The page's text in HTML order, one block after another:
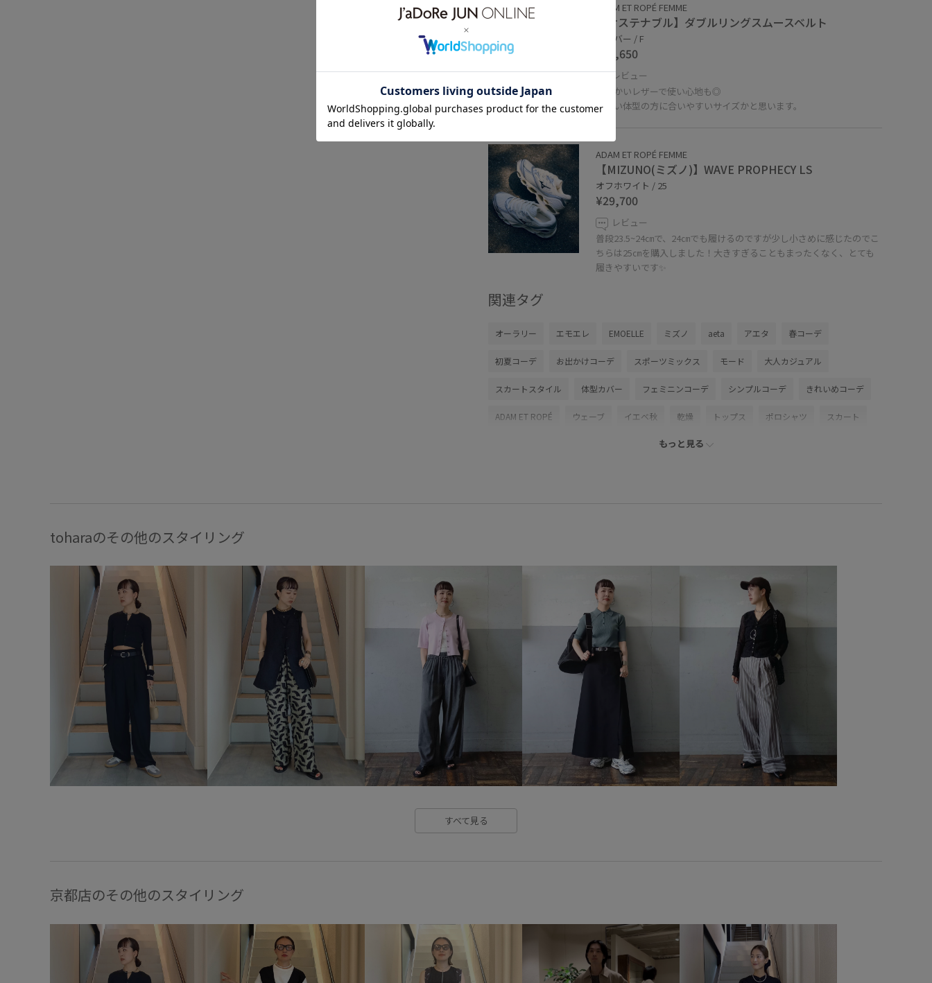
ADAM ET ROPÉ FEMME
【サステナブル】ダブルリングスムースベルト
シルバー / F
¥12,650
レビュー
柔らかいレザーで使い心地も◎
幅広い体型の方に合いやすいサイズかと思います。
ADAM ET ROPÉ FEMME
【MIZUNO(ミズノ)】WAVE PROPHECY LS
オフホワイト / 25
¥29,700
レビュー
普段23.5~24㎝で、24㎝でも履けるのですが少し小さめに感じたのでこ
ちらは25㎝を購入しました！大きすぎることもまったくなく、とても
履きやすいです✨
関連タグ
オーラリー エモエレ EMOELLE ミズノ aeta アエタ 春コーデ
初夏コーデ お出かけコーデ スポーツミックス モード 大人カジュアル
スカートスタイル 体型カバー フェミニンコーデ シンプルコーデ きれいめコーデ
ADAM ET ROPÉ ウェーブ イエベ秋 乾燥 トップス ポロシャツ スカート
シューズ スニーカー
スポーツ ソックス
ハリ感 マニッシュ
ローウエスト 超長綿 野球
もっと見る
toharaのその他のスタイリング
すべて見る
京都店のその他のスタイリング